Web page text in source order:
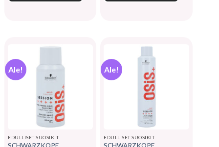
Ale!
EDULLISET SUOSIKIT
SCHWARZKOPF
Ale!
EDULLISET SUOSIKIT
SCHWARZKOPF